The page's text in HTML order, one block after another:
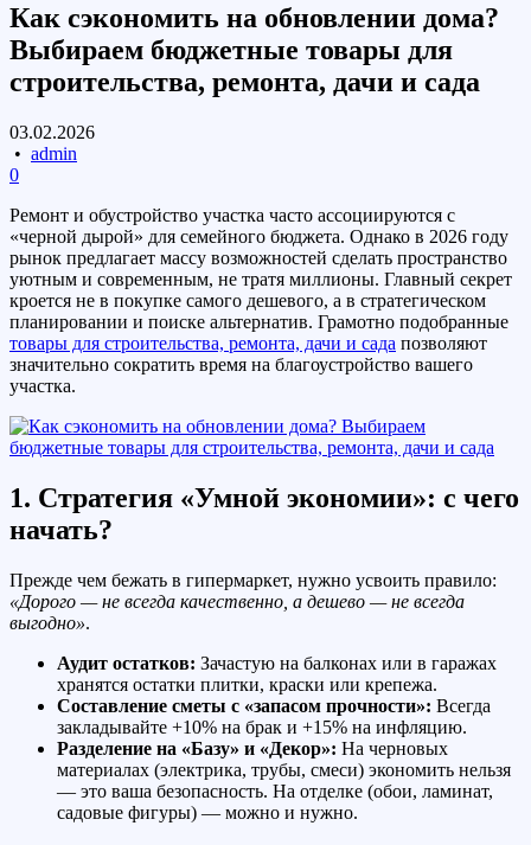
Как сэкономить на обновлении дома?
Выбираем бюджетные товары для
строительства, ремонта, дачи и сада
03.02.2026
• admin
0
Ремонт и обустройство участка часто ассоциируются с
«черной дырой» для семейного бюджета. Однако в 2026 году
рынок предлагает массу возможностей сделать пространство
уютным и современным, не тратя миллионы. Главный секрет
кроется не в покупке самого дешевого, а в стратегическом
планировании и поиске альтернатив. Грамотно подобранные
товары для строительства, ремонта, дачи и сада позволяют
значительно сократить время на благоустройство вашего
участка.
1. Стратегия «Умной экономии»: с чего
начать?
Прежде чем бежать в гипермаркет, нужно усвоить правило:
«Дорого — не всегда качественно, а дешево — не всегда
выгодно».
Аудит остатков: Зачастую на балконах или в гаражах
хранятся остатки плитки, краски или крепежа.
Составление сметы с «запасом прочности»: Всегда
закладывайте +10% на брак и +15% на инфляцию.
Разделение на «Базу» и «Декор»: На черновых
материалах (электрика, трубы, смеси) экономить нельзя
— это ваша безопасность. На отделке (обои, ламинат,
садовые фигуры) — можно и нужно.